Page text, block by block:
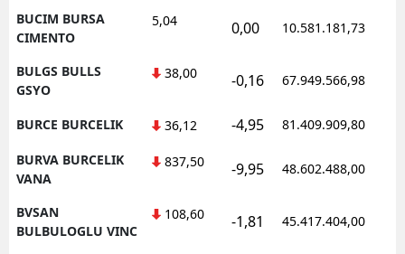
BUCIM BURSA
CIMENTO
5,04 0,00 10.581.181,73
BULGS BULLS
GSYO
38,00 -0,16 67.949.566,98
BURCE BURCELIK 36,12 -4,95 81.409.909,80
BURVA BURCELIK
VANA
837,50 -9,95 48.602.488,00
BVSAN
BULBULOGLU VINC
108,60 -1,81 45.417.404,00